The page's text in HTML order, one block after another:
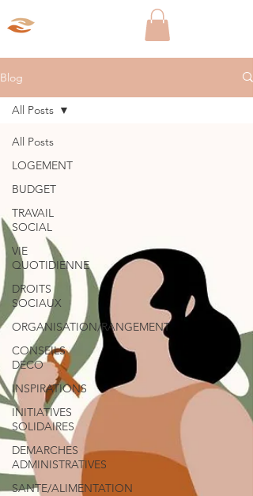
Blog
All Posts
LOGEMENT
BUDGET
TRAVAIL
SOCIAL
VIE
QUOTIDIENNE
DROITS
SOCIAUX
ORGANISATION/RANGEMENT
CONSEILS
DECO
INSPIRATIONS
INITIATIVES
SOLIDAIRES
DEMARCHES
ADMINISTRATIVES
SANTE/ALIMENTATION
All Posts